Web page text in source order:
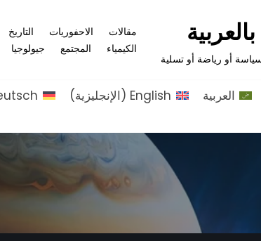
أو رياضة أو تسلية
مقالات الاحفوريات التاريخ
الكيمياء
المجتمع جيولوجيا
العربية English
(الإنجليزية)